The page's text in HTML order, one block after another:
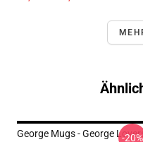
George Mugs - George
-20%